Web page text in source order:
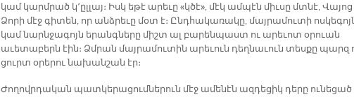
կամ կարմրած կ՚ըլլայ։ Իսկ եթէ արեւը «կծէ», մէկ ամպէն միւսը մտնէ, Վայոց
Ձորի մէջ գիտեն, որ անձրեւը մօտ է։ Ընդհակառակը, մայրամուտի
կամ նարնջագոյն երանգները միշտ ալ բարենպաստ ու արեւոտ օրուան
աւետաբերն էին։ Ձմրան մայրամուտին արեւուն դեղնաւուն տեսքը պարզ
ցուրտ օրերու նախանշան էր։
Ժողովրդական պատկերացումներուն մէջ ամենէն ազդեցիկ դերը ունեցած